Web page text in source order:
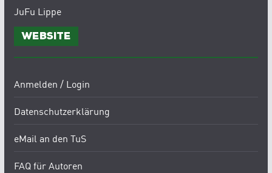
JuFu Lippe
Website
Anmelden / Login
Datenschutzerklärung
eMail an den TuS
FAQ für Autoren